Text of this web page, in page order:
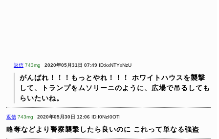
返信 743mg 2020年05月31日 07:49 ID:kxNTYxNzU
がんばれ！！！もっとやれ！！！
ホワイトハウスを襲撃
して、トランプをムソリーニのように、広場で吊るしても
らいたいね。
返信 743mg 2020年05月30日 12:06 ID:I0NzI0OTI
略奪などより警察襲撃したら良いのに これって単なる強盗